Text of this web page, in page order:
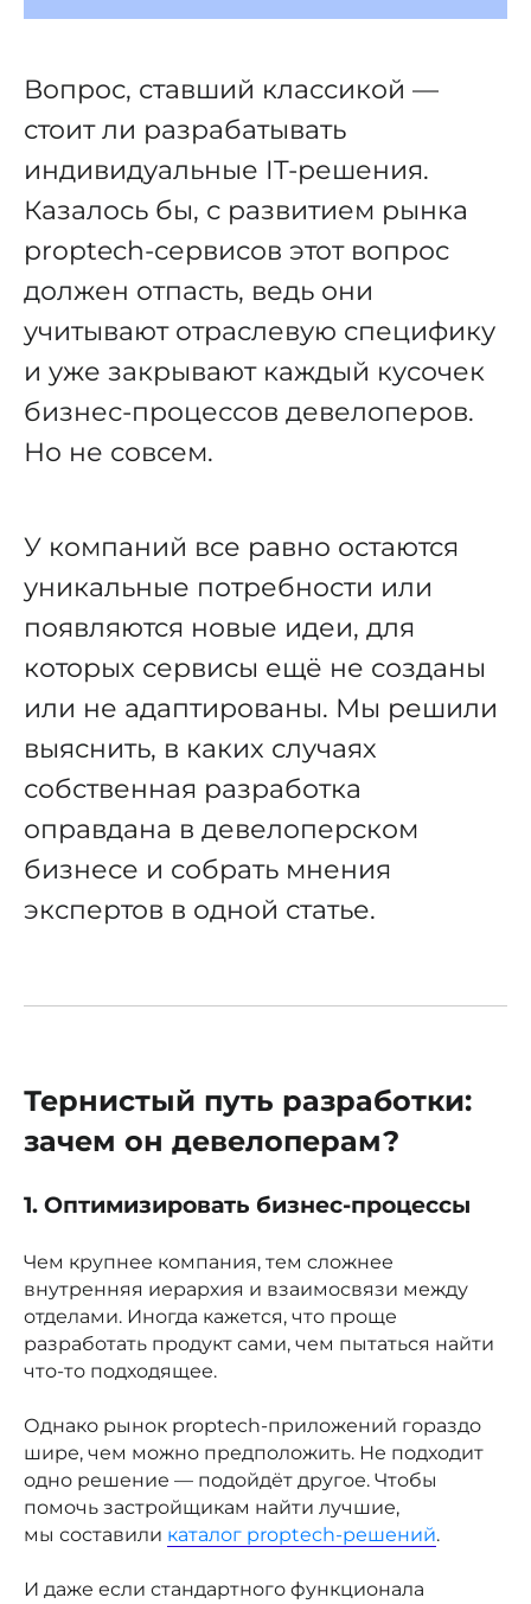
Вопрос, ставший классикой —
стоит ли разрабатывать
индивидуальные IT-решения.
Казалось бы, с развитием рынка
proptech-сервисов этот вопрос
должен отпасть, ведь они
учитывают отраслевую специфику
и уже закрывают каждый кусочек
бизнес-процессов девелоперов.
Но не совсем.
У компаний все равно остаются
уникальные потребности или
появляются новые идеи, для
которых сервисы ещё не созданы
или не адаптированы. Мы решили
выяснить, в каких случаях
собственная разработка
оправдана в девелоперском
бизнесе и собрать мнения
экспертов в одной статье.
Тернистый путь разработки:
зачем он девелоперам?
1. Оптимизировать бизнес-процессы
Чем крупнее компания, тем сложнее
внутренняя иерархия и взаимосвязи между
отделами. Иногда кажется, что проще
разработать продукт сами, чем пытаться найти
что-то подходящее.
Однако рынок proptech-приложений гораздо
шире, чем можно предположить. Не подходит
одно решение — подойдёт другое. Чтобы
помочь застройщикам найти лучшие,
мы составили каталог proptech-решений.
И даже если стандартного функционала